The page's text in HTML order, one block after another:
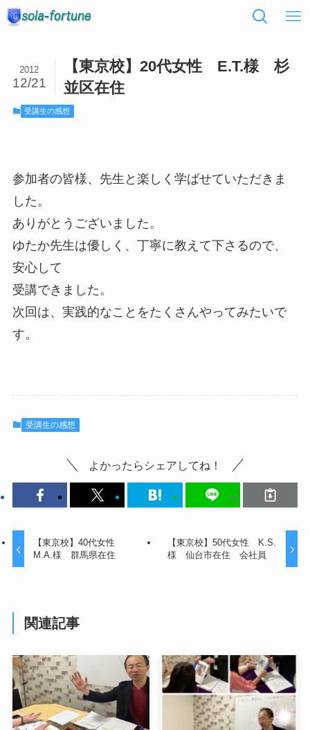
【東京校】20代女性 E.T.様 杉
並区在住
2012
12/21
受講生の感想
参加者の皆様、先生と楽しく学ばせていただきま
した。
ありがとうございました。
ゆたか先生は優しく、丁寧に教えて下さるので、
安心して
受講できました。
次回は、実践的なことをたくさんやってみたいで
す。
受講生の感想
よかったらシェアしてね！
【東京校】40代女性
M.A.様 群馬県在住
【東京校】50代女性 K.S.
様 仙台市在住 会社員
関連記事